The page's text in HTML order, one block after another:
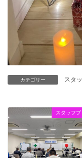
カテゴリー スタ
スタッフブ